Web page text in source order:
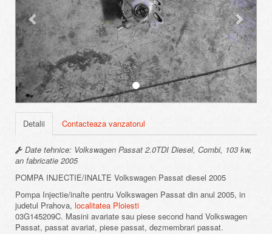
Detalii Contacteaza vanzatorul
Date tehnice: Volkswagen Passat 2.0TDI Diesel, Combi, 103 kw,
an fabricatie 2005
POMPA INJECTIE/INALTE Volkswagen Passat diesel 2005
Pompa Injectie/inalte pentru Volkswagen Passat din anul 2005, in
judetul Prahova, localitatea Ploiesti
03G145209C. Masini avariate sau piese second hand Volkswagen
Passat, passat avariat, piese passat, dezmembrari passat.